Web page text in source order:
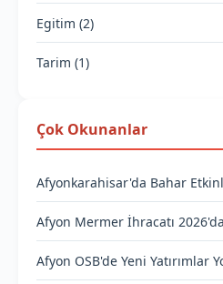
Egitim (2)
Tarim (1)
Çok Okunanlar
Afyonkarahisar'da Bahar
Afyon Mermer İhracatı
Afyon OSB'de Yeni Yatırımlar